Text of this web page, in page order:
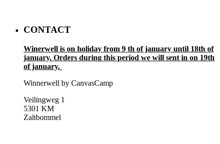
CONTACT
Winerwell is on holiday from 9 th of january until 18th of
january. Orders during this period we will sent in on 19th
of january.
Winnerwell by CanvasCamp
Veilingweg 1
5301 KM
Zaltbommel